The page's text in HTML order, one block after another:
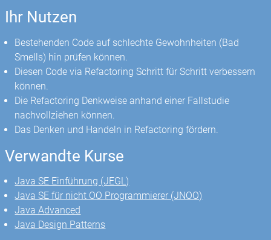
Ihr Nutzen
Bestehenden Code auf schlechte Gewohnheiten (Bad
Smells) hin prüfen können.
Diesen Code via Refactoring Schritt für Schritt verbessern
können.
Die Refactoring Denkweise anhand einer Fallstudie
nachvollziehen können.
Das Denken und Handeln in Refactoring fördern.
Verwandte Kurse
Java SE Einführung (JEGL)
Java SE für nicht OO Programmierer (JNOO)
Java Advanced
Java Design Patterns